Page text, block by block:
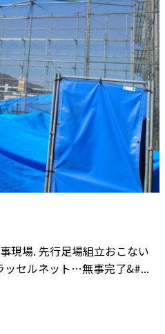
現場. 先行足場組立おこない
セルネット…無事完了&#...